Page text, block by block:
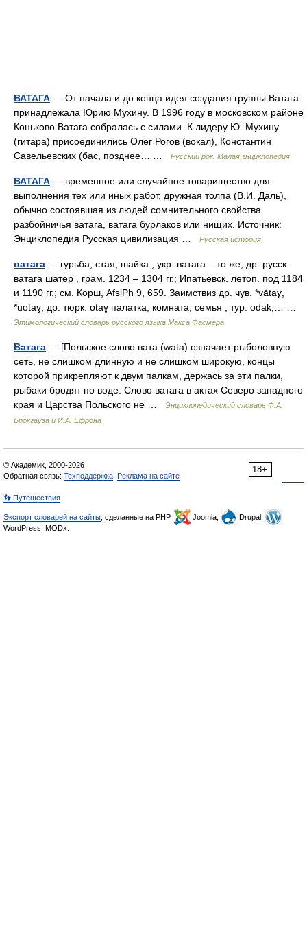
ВАТАГА — От начала и до конца идея создания группы Ватага
принадлежала Юрию Мухину. В 1996 году в московском районе
Коньково Ватага собралась с силами. К лидеру Ю. Мухину
(гитара) присоединились Олег Рогов (вокал), Константин
Савельевских (бас, позднее… …
Русский рок. Малая энциклопедия
ВАТАГА — временное или случайное товарищество для
выполнения тех или иных работ, дружная толпа (В.И. Даль),
обычно состоявшая из людей сомнительного свойства
разбойничья ватага, ватага бурлаков или нищих. Источник:
Энциклопедия Русская цивилизация …
Русская история
ватага — гурьба, стая; шайка , укр. ватага – то же, др. русск.
ватага шатер , грам. 1234 – 1304 гг.; Ипатьевск. летоп. под 1184
и 1190 гг.; см. Корш, AfslPh 9, 659. Заимствиз др. чув. *våtaɣ,
*uotaɣ, др. тюрк. otaɣ палатка, комната, семья , тур. odak,… …
Этимологический словарь русского языка Макса Фасмера
Ватага — [Польское слово вата (wata) означает рыболовную
сеть, не слишком длинную и не слишком широкую, концы
которой прикрепляют к двум палкам, держась за эти палки,
рыбаки бродят по воде. Слово ватага в актах Северо западного
края и Царства Польского не …
Энциклопедический словарь Ф.А.
Брокгауза и И.А. Ефрона
18+
© Академик, 2000-2026
Обратная связь: Техподдержка Реклама на сайте
👣 Путешествия
Экспорт словарей на сайты , сделанные на PHP, Joomla,
Drupal,
WordPress, MODx.